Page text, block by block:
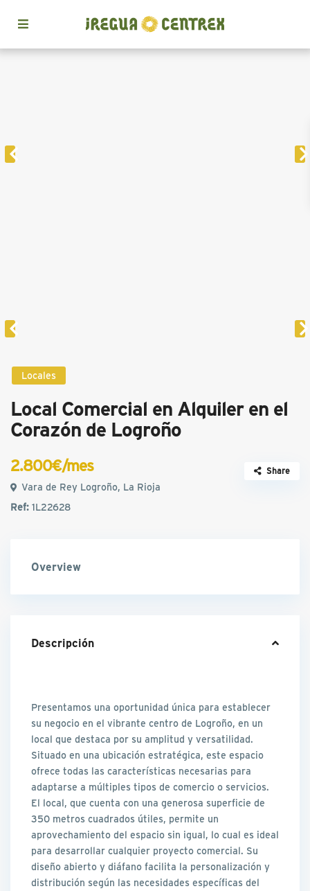
Locales
Local Comercial en Alquiler en el
Corazón de Logroño
2.800€/mes
Vara de Rey Logroño, La Rioja
Ref:1L22628
Share
Overview
Descripción
Presentamos una oportunidad única para establecer
su negocio en el vibrante centro de Logroño, en un
local que destaca por su amplitud y versatilidad.
Situado en una ubicación estratégica, este espacio
ofrece todas las características necesarias para
adaptarse a múltiples tipos de comercio o servicios.
El local, que cuenta con una generosa superficie de
350 metros cuadrados útiles, permite un
aprovechamiento del espacio sin igual, lo cual es ideal
para desarrollar cualquier proyecto comercial. Su
diseño abierto y diáfano facilita la personalización y
distribución según las necesidades específicas del